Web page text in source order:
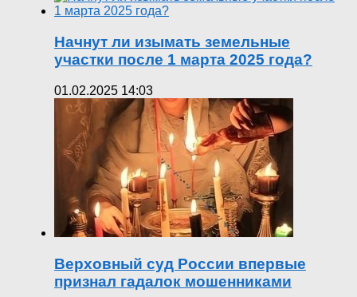
Начнут ли изымать земельные
участки после 1 марта 2025 года?
01.02.2025 14:03
Верховный суд России впервые
признал гадалок мошенниками